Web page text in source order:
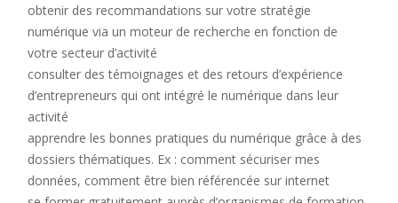
obtenir des recommandations sur votre stratégie
numérique via un moteur de recherche en fonction de
votre secteur d’activité
consulter des témoignages et des retours d’expérience
d’entrepreneurs qui ont intégré le numérique dans leur
activité
apprendre les bonnes pratiques du numérique grâce à des
dossiers thématiques. Ex : comment sécuriser mes
données, comment être bien référencée sur internet